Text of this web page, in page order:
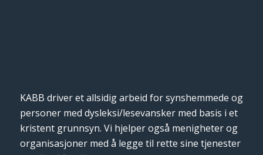
KABB driver et allsidig arbeid for synshemmede og
personer med dysleksi/lesevansker med basis i et
kristent grunnsyn. Vi hjelper også menigheter og
organisasjoner med å legge til rette sine tjenester